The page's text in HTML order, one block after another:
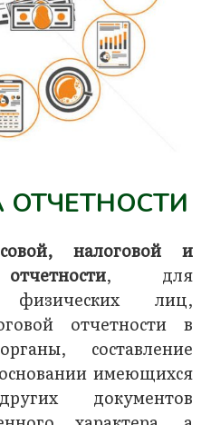
налоговой и
, для
лиц,
отчетности в
составление
имеющихся
документов